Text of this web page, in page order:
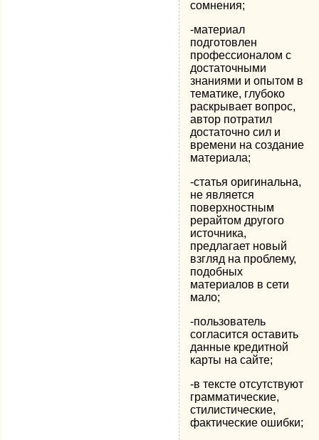
сомнения;
-материал
подготовлен
профессионалом с
достаточными
знаниями и опытом в
тематике, глубоко
раскрывает вопрос,
автор потратил
достаточно сил и
времени на создание
материала;
-статья оригинальна,
не является
поверхностным
рерайтом другого
источника,
предлагает новый
взгляд на проблему,
подобных
материалов в сети
мало;
-пользователь
согласится оставить
данные кредитной
карты на сайте;
-в тексте отсутствуют
грамматические,
стилистические,
фактические ошибки;